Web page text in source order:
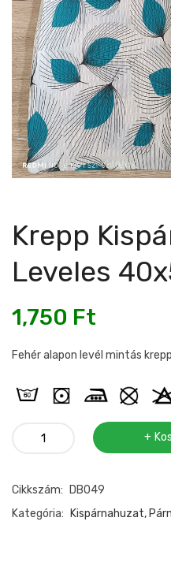
Krepp
Leveles
1,750 Ft
Fehér alapon levél mintás
Krepp
40x50cm
mennyiség
Cikkszám:
DB049
Kategória:
Kispárnahuzat,